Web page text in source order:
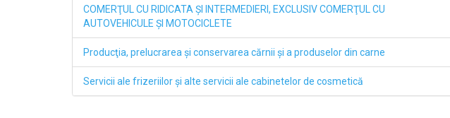
COMERŢUL CU RIDICATA ŞI INTERMEDIERI, EXCLUSIV COMERŢUL CU
AUTOVEHICULE ŞI MOTOCICLETE
Producţia, prelucrarea şi conservarea cărnii şi a produselor din carne
Servicii ale frizeriilor şi alte servicii ale cabinetelor de cosmetică